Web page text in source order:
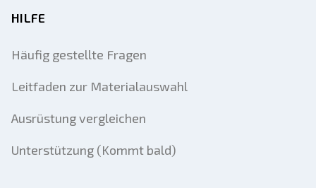
HILFE
Häufig gestellte Fragen
Leitfaden zur Materialauswahl
Ausrüstung vergleichen
Unterstützung (Kommt bald)